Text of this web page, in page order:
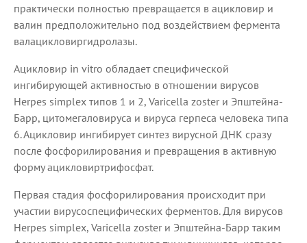
практически полностью превращается в ацикловир и
валин предположительно под воздействием фермента
валацикловиргидролазы.
Ацикловир in vitro обладает специфической
ингибирующей активностью в отношении вирусов
Herpes simplex типов 1 и 2, Varicella zoster и Эпштейна-
Барр, цитомегаловируса и вируса герпеса человека типа
6. Ацикловир ингибирует синтез вирусной ДНК сразу
после фосфорилирования и превращения в активную
форму ацикловиртрифосфат.
Первая стадия фосфорилирования происходит при
участии вирусоспецифических ферментов. Для вирусов
Herpes simplex, Varicella zoster и Эпштейна-Барр таким